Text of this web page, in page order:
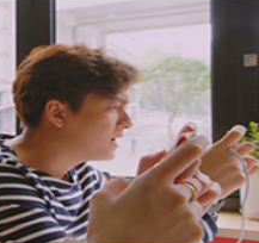
Valencia,…